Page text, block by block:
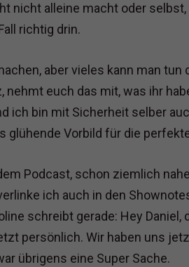
nicht alleine macht oder
richtig drin.
aber vieles kann man tun
nehmt euch das mit, was ihr
ich bin mit Sicherheit selber
glühende Vorbild für die
Podcast, schon ziemlich
ich auch in den
schreibt gerade: Hey
persönlich. Wir haben uns
übrigens eine Super Sache.